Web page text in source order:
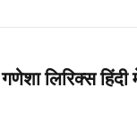
गणेशा लिरिक्स